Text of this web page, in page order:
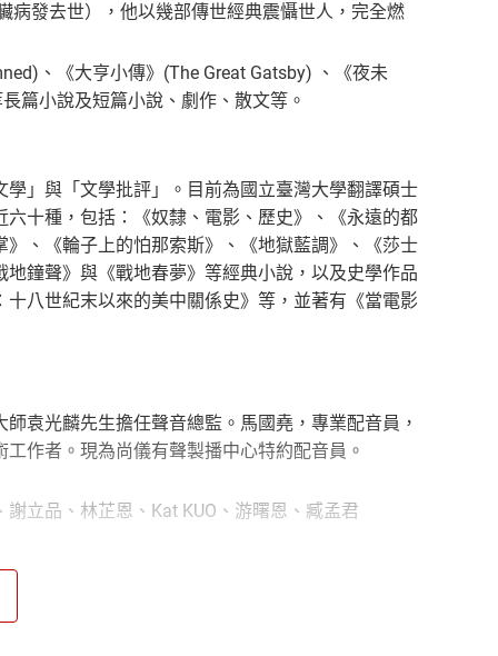
病發去世），他以幾部傳世經典震懾世人，完全燃
、《大亨小傳》(The Great Gatsby) 、《夜未
篇小說及短篇小說、劇作、散文等。
」與「文學批評」。目前為國立臺灣大學翻譯碩士
十種，包括：《奴隸、電影、歷史》、《永遠的都
、《輪子上的怕那索斯》、《地獄藍調》、《莎士
鐘聲》與《戰地春夢》等經典小說，以及史學作品
八世紀末以來的美中關係史》等，並著有《當電影
袁光麟先生擔任聲音總監。馬國堯，專業配音員，
作者。現為尚儀有聲製播中心特約配音員。
立品、林芷恩、Kat KUO、游曙恩、臧孟君